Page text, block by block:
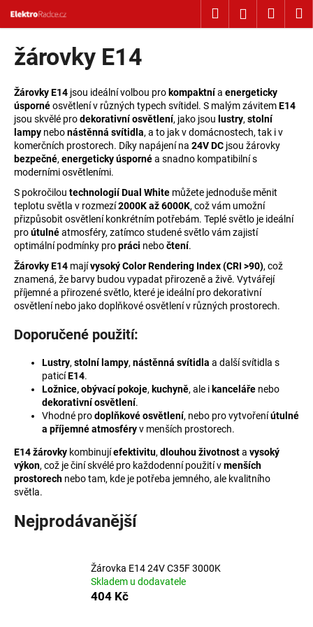
Hledat Přihlášení
žárovky E14
Žárovky E14 jsou ideální volbou prokompaktnía energeticky
úspornéosvětlení v různých typech svítidel. S malým závitemE14
jsou skvělé prodekorativní osvětlení, jako jsou lustry, stolní
lampy nebonástěnná svítidla, a to jak v domácnostech, tak i v
komerčních prostorech. Díky napájení na 24V DC jsou žárovky
bezpečné, energeticky úspornéa snadno kompatibilní s
moderními osvětleními.
S pokročilou technologií Dual White můžete jednoduše měnit
teplotu světla v rozmezí2000K až 6000K, což vám umožní
přizpůsobit osvětlení konkrétním potřebám. Teplé světlo je ideální
proútulnéatmosféry, zatímco studené světlo vám zajistí
optimální podmínky propráci nebočtení.
Žárovky E14 majívysoký Color Rendering Index (CRI >90), což
znamená, že barvy budou vypadat přirozeně a živě. Vytvářejí
příjemné a přirozené světlo, které je ideální pro dekorativní
osvětlení nebo jako doplňkové osvětlení v různých prostorech.
Doporučené použití:
Lustry, stolní lampy, nástěnná svítidla a další svítidla s
paticíE14.
Ložnice, obývací pokoje, kuchyně, ale ikanceláře nebo
dekorativní osvětlení.
Vhodné prodoplňkové osvětlení, nebo pro vytvořeníútulné
a příjemné atmosféryv menších prostorech.
E14 žárovky kombinujíefektivitu, dlouhou životnosta vysoký
výkon, což je činí skvélé pro každodenní použití vmenších
prostorech nebo tam, kde je potřeba jemného, ale kvalitního
světla.
Nejprodávanější
Žárovka E14 24V C35F 3000K
Skladem u dodavatele
404 Kč
Košík
o
p
o
t
ř
e
b
u
j
e
t
e
n
a
HLEDAT